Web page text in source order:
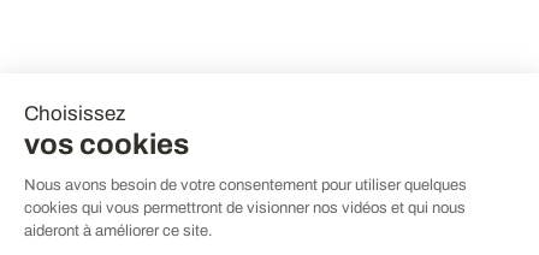
Choisissez
vos cookies
Nous avons besoin de votre consentement pour utiliser quelques
cookies qui vous permettront de visionner nos vidéos et qui nous
aideront à améliorer ce site.